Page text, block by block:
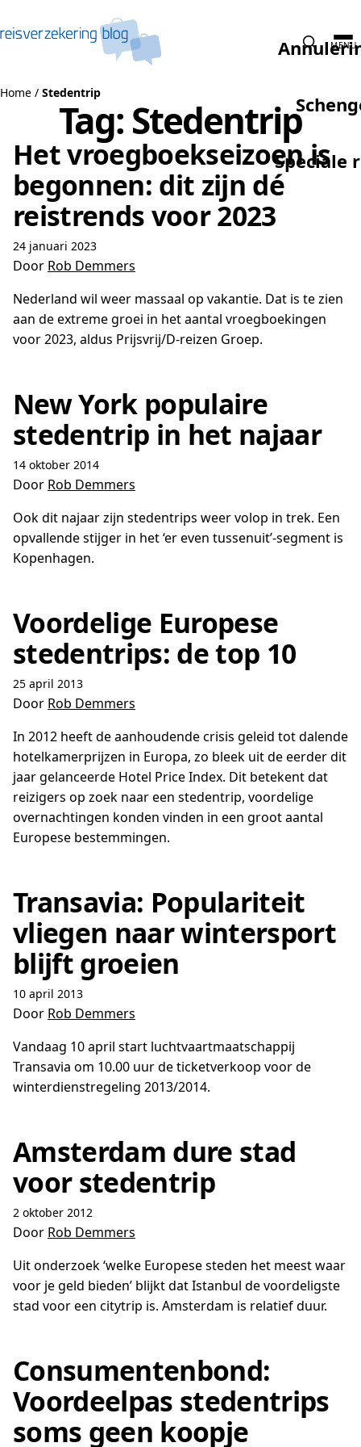
Speciale
MENU
Home / Stedentrip
Tag: Stedentrip
Het vroegboekseizoen is
begonnen: dit zijn dé
reistrends voor 2023
24 januari 2023
Door Rob Demmers
Nederland wil weer massaal op vakantie. Dat is te zien
aan de extreme groei in het aantal vroegboekingen
voor 2023, aldus Prijsvrij/D-reizen Groep.
New York populaire
stedentrip in het najaar
14 oktober 2014
Door Rob Demmers
Ook dit najaar zijn stedentrips weer volop in trek. Een
opvallende stijger in het ‘er even tussenuit’-segment is
Kopenhagen.
Voordelige Europese
stedentrips: de top 10
25 april 2013
Door Rob Demmers
In 2012 heeft de aanhoudende crisis geleid tot dalende
hotelkamerprijzen in Europa, zo bleek uit de eerder dit
jaar gelanceerde Hotel Price Index. Dit betekent dat
reizigers op zoek naar een stedentrip, voordelige
overnachtingen konden vinden in een groot aantal
Europese bestemmingen.
Transavia: Populariteit
vliegen naar wintersport
blijft groeien
10 april 2013
Door Rob Demmers
Vandaag 10 april start luchtvaartmaatschappij
Transavia om 10.00 uur de ticketverkoop voor de
winterdienstregeling 2013/2014.
Amsterdam dure stad
voor stedentrip
2 oktober 2012
Door Rob Demmers
Uit onderzoek ‘welke Europese steden het meest waar
voor je geld bieden’ blijkt dat Istanbul de voordeligste
stad voor een citytrip is. Amsterdam is relatief duur.
Consumentenbond:
Voordeelpas stedentrips
soms geen koopje